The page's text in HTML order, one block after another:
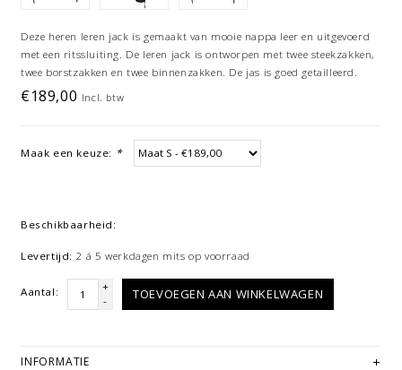
Deze heren leren jack is gemaakt van mooie nappa leer en uitgevoerd
met een ritssluiting. De leren jack is ontworpen met twee steekzakken,
twee borstzakken en twee binnenzakken. De jas is goed getailleerd.
€189,00 Incl. btw
Maak een keuze: *
Beschikbaarheid:
Levertijd: 2 á 5 werkdagen mits op voorraad
Aantal:
+
-
TOEVOEGEN AAN WINKELWAGEN
INFORMATIE